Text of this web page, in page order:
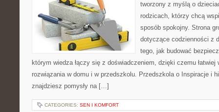
tworzony z myślą o
rodzicach, którzy chcą
sposób spokojny. Strona
dotyczące codzienności z
tego, jak budować
którym wiedza łączy się z doświadczeniem, dzięki czemu łatwiej
rozwiązania w domu i w przedszkolu. Przedszkola o Inspiracje i
znajdziesz pomysły na […]
CATEGORIES: SEN I KOMFORT